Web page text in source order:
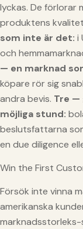
lyckas. De förlorar
produktens
som inte är det: i
och
— en marknad
köpare rör sig
andra bevis. Tre —
möjliga stund:
beslutsfattarna
en due diligence
Win the First
Försök inte vinna
amerikanska